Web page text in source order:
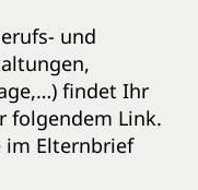
und
findet Ihr
folgendem Link.
im Elternbrief